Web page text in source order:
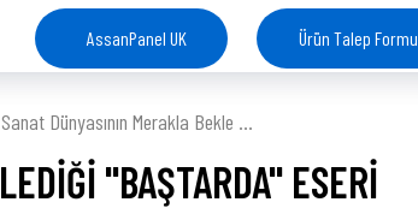
AssanPanel UK Ürün Talep Formu
Sanat Dünyasının Merakla Bekle ...
"BAŞTARDA" ESERİ